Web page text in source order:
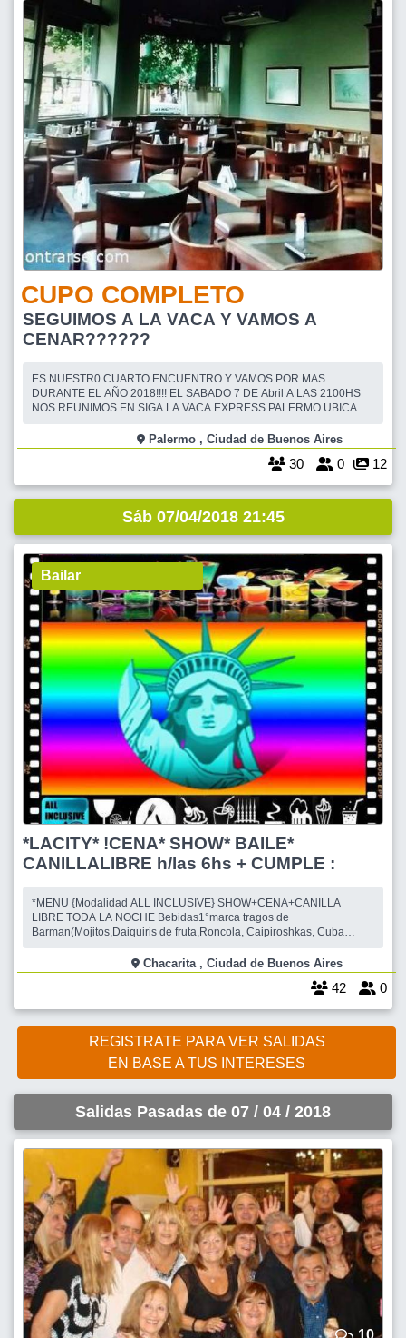
CUPO COMPLETO
SEGUIMOS A LA VACA Y VAMOS A
CENAR??????
ES NUESTR0 CUARTO ENCUENTRO Y VAMOS POR MAS
DURANTE EL AÑO 2018!!!! EL SABADO 7 DE Abril A LAS 2100HS
NOS REUNIMOS EN SIGA LA VACA EXPRESS PALERMO UBICADA
CARACTERIZA POR SER ABUNDANTE Y MUY RICO.DETALLE DEL
MISMO: 1)ENTRADA: PROVOLETA 1 POR PERSONA 2)PLATO
Palermo , Ciudad de Buenos Aires
30 0 12
Sáb 07/04/2018 21:45
Bailar
*LACITY* !CENA* SHOW* BAILE*
CANILLALIBRE h/las 6hs + CUMPLE :
*MENU {Modalidad ALL INCLUSIVE} SHOW+CENA+CANILLA
LIBRE TODA LA NOCHE Bebidas1°marca tragos de
Barman(Mojitos,Daiquiris de fruta,Roncola, Caipiroshkas, Cuba
alcohol+ Café+ Cortado!+ Postres + Tortas! #*MENU de la noche-
>todo incluído Embassy Food Style {plateo-bandejeo de embajada S
Chacarita , Ciudad de Buenos Aires
42 0
REGISTRATE PARA VER SALIDAS
EN BASE A TUS INTERESES
Salidas Pasadas de 07 / 04 / 2018
10